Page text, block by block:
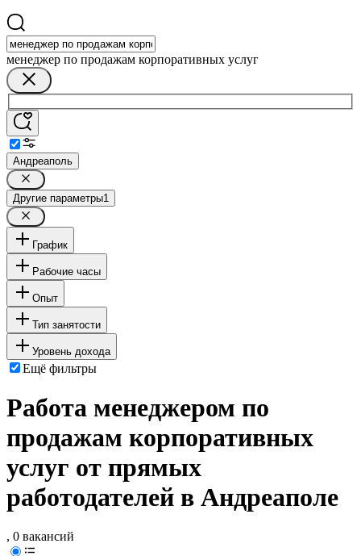
менеджер по продажам корпоративных услуг
Андреаполь
Другие параметры1
График
Рабочие часы
Опыт
Тип занятости
Уровень дохода
Ещё фильтры
Работа менеджером по
продажам корпоративных
услуг от прямых
работодателей в Андреаполе
, 0 вакансий